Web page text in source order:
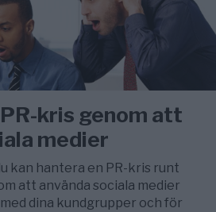
kris genom att
medier
kan hantera en PR-kris runt
att använda sociala medier
dina kundgrupper och för